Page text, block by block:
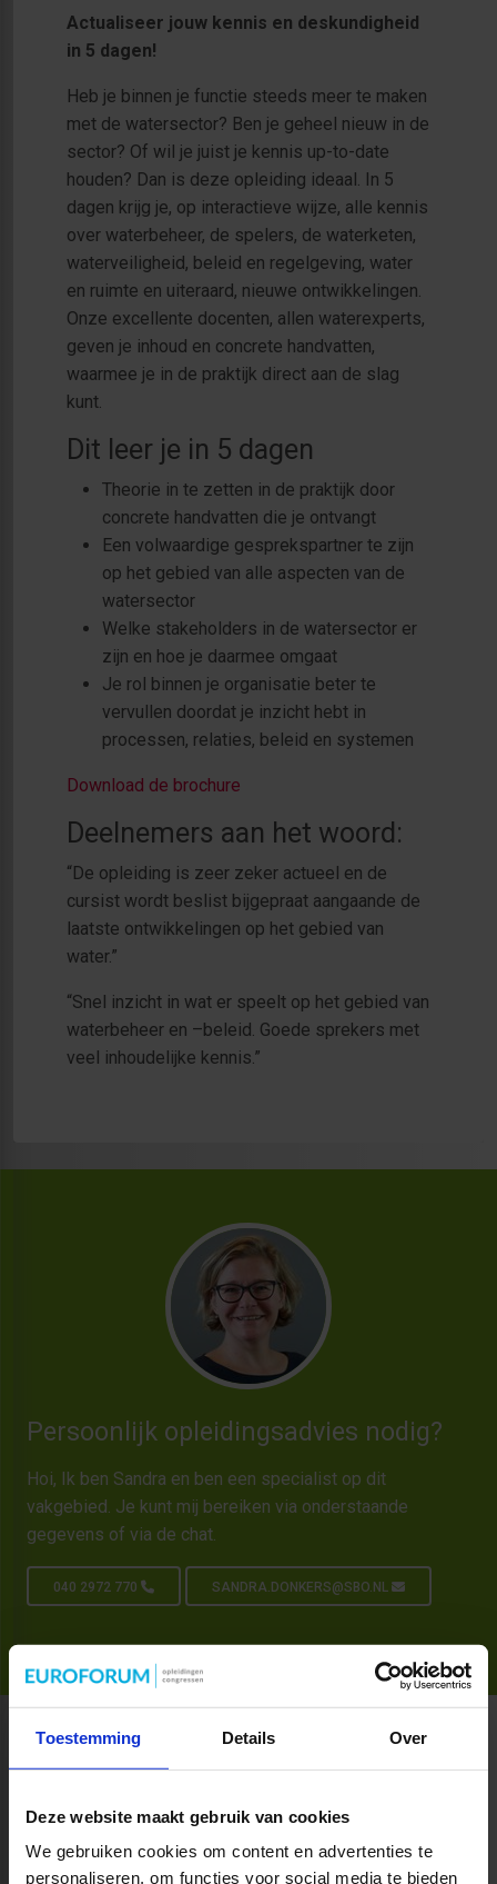
Toestemming Details Over
Deze website maakt gebruik van cookies
We gebruiken cookies om content en advertenties te
personaliseren, om functies voor social media te bieden
Actualiseer jouw kennis en deskundigheid
in 5 dagen!
Heb je binnen je functie steeds meer te maken
met de watersector? Ben je geheel nieuw in de
sector? Of wil je juist je kennis up-to-date
houden? Dan is deze opleiding ideaal. In 5
dagen krijg je, op interactieve wijze, alle kennis
over waterbeheer, de spelers, de waterketen,
waterveiligheid, beleid en regelgeving, water
en ruimte en uiteraard, nieuwe ontwikkelingen.
Onze excellente docenten, allen waterexperts,
geven je inhoud en concrete handvatten,
waarmee je in de praktijk direct aan de slag
kunt.
Dit leer je in 5 dagen
Theorie in te zetten in de praktijk door
concrete handvatten die je ontvangt
Een volwaardige gesprekspartner te zijn
op het gebied van alle aspecten van de
watersector
Welke stakeholders in de watersector er
zijn en hoe je daarmee omgaat
Je rol binnen je organisatie beter te
vervullen doordat je inzicht hebt in
processen, relaties, beleid en systemen
Download de brochure
Deelnemers aan het woord:
“De opleiding is zeer zeker actueel en de
cursist wordt beslist bijgepraat aangaande de
laatste ontwikkelingen op het gebied van
water.”
“Snel inzicht in wat er speelt op het gebied van
waterbeheer en –beleid. Goede sprekers met
veel inhoudelijke kennis.”
Persoonlijk opleidingsadvies nodig?
Hoi, Ik ben Sandra en ben een specialist op dit
vakgebied. Je kunt mij bereiken via onderstaande
gegevens of via de chat.
040 2972 770 SANDRA.DONKERS@SBO.NL
Productaanbod